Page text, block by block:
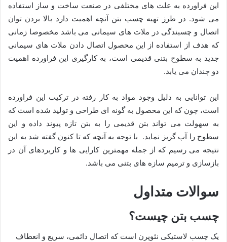
این فراورده به علت های مختلفی در صنعت ساخت و ساز استفاده
می شود. در طرز تهیه چسب بتن آنچه اهمیت دارد بالا بردن توان
اتصال و چسبندگی در ملات های سیمانی می باشد مخصوصا زمانی
که هدف از استفاده از این محصول اتصال دادن ملات های سیمانی
جدید به سطوح بتنی قدیمی است، به کارگیری این فراورده اهمیت
دو چندان می یابد.
این توانایی به دلیل وجود مواد به کار رفته در ترکیب این فراورده
است، چون که این محصول به گونه ای طراحی و تولید شده است که
به سهولت می تواند بتن قدیمی را به بتن تازه پیوند داده و این
سطوح را آب گریز نماید. با توجه به آنچه که تا کنون گفته شد به این
نتیجه می رسیم که از جمله مهمترین کارایی ها و کاربردهای آن در
بازسازی و ترمیم سازه های بتنی می باشد.
سوالات متداول
چسب بتن چیست؟
یک چسب لاستیکی نئوپرن است که اتصال دائمی، سریع و انعطاف